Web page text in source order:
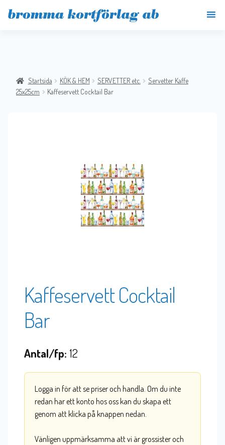
Startsida KÖK & HEM SERVETTER etc.
Servetter Kaffe
25x25cm
Kaffeservett Cocktail Bar
Kaffeservett Cocktail
Bar
Antal/fp: 12
Logga in för att se priser och handla. Om du inte
redan har ett konto hos oss kan du skapa ett
genom att klicka på knappen nedan.
Vänligen uppmärksamma att vi är grossister och